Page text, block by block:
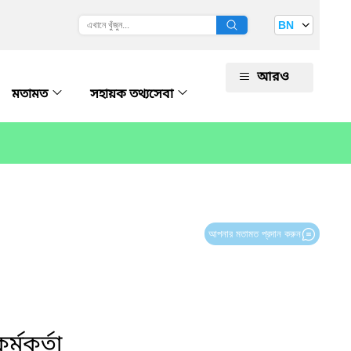
BN
মতামত সহায়ক তথ্যসেবা
আরও
আপনার মতামত প্রদান করুন